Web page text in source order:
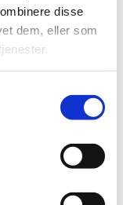
disse
dem, eller som